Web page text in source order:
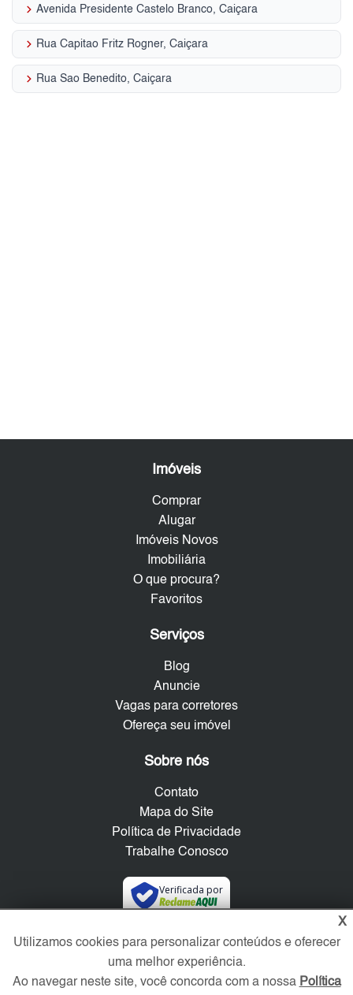
keyboard_arrow_right Avenida Presidente Castelo Branco, Caiçara
keyboard_arrow_right Rua Capitao Fritz Rogner, Caiçara
keyboard_arrow_right Rua Sao Benedito, Caiçara
Imóveis
Comprar
Alugar
Imóveis Novos
Imobiliária
O que procura?
Favoritos
Serviços
Blog
Anuncie
Vagas para corretores
Ofereça seu imóvel
Sobre nós
Contato
Mapa do Site
Política de Privacidade
Trabalhe Conosco
Verificada por
Redes Sociais
X
Utilizamos cookies para personalizar conteúdos e oferecer
uma melhor experiência.
Ao navegar neste site, você concorda com a nossa Política